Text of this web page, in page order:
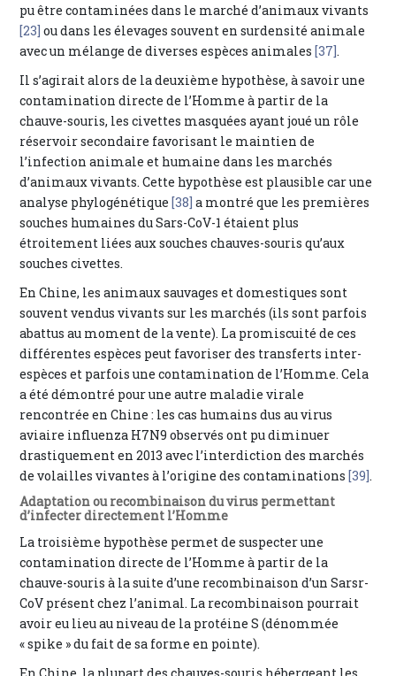
pu être contaminées dans le marché d’animaux vivants
[23] ou dans les élevages souvent en surdensité animale
avec un mélange de diverses espèces animales[37].
Il s’agirait alors de la deuxième hypothèse, à savoir une
contamination directe de l’Homme à partir de la
chauve-souris, les civettes masquées ayant joué un rôle
réservoir secondaire favorisant le maintien de
l’infection animale et humaine dans les marchés
d’animaux vivants. Cette hypothèse est plausible car une
analyse phylogénétique[38] a montré que les premières
souches humaines du Sars-CoV-1 étaient plus
étroitement liées aux souches chauves-souris qu’aux
souches civettes.
En Chine, les animaux sauvages et domestiques sont
souvent vendus vivants sur les marchés (ils sont parfois
abattus au moment de la vente). La promiscuité de ces
différentes espèces peut favoriser des transferts inter-
espèces et parfois une contamination de l’Homme. Cela
a été démontré pour une autre maladie virale
rencontrée en Chine : les cas humains dus au virus
aviaire influenza H7N9 observés ont pu diminuer
drastiquement en 2013 avec l’interdiction des marchés
de volailles vivantes à l’origine des contaminations[39].
Adaptation ou recombinaison du virus permettant
d’infecter directement l’Homme
La troisième hypothèse permet de suspecter une
contamination directe de l’Homme à partir de la
chauve-souris à la suite d’une recombinaison d’un Sarsr-
CoV présent chez l’animal. La recombinaison pourrait
avoir eu lieu au niveau de la protéine S (dénommée
« spike » du fait de sa forme en pointe).
En Chine, la plupart des chauves-souris hébergeant les